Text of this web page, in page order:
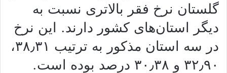
گلستان نرخ فقر بالاتری نسبت به
دیگر استان‌های کشور دارند. این نرخ
در سه استان مذکور به ترتیب ۳۸
٫
۳۱،
۳۲٫۹۰ و ۳۰ ٫
۳۸ درصد بوده است.